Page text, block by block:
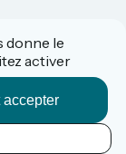
donne le
activer
accepter